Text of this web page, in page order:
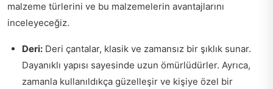
malzeme türlerini ve bu malzemelerin avantajlarını
inceleyeceğiz.
Deri: Deri çantalar, klasik ve zamansız bir şıklık sunar.
Dayanıklı yapısı sayesinde uzun ömürlüdürler. Ayrıca,
zamanla kullanıldıkça güzelleşir ve kişiye özel bir